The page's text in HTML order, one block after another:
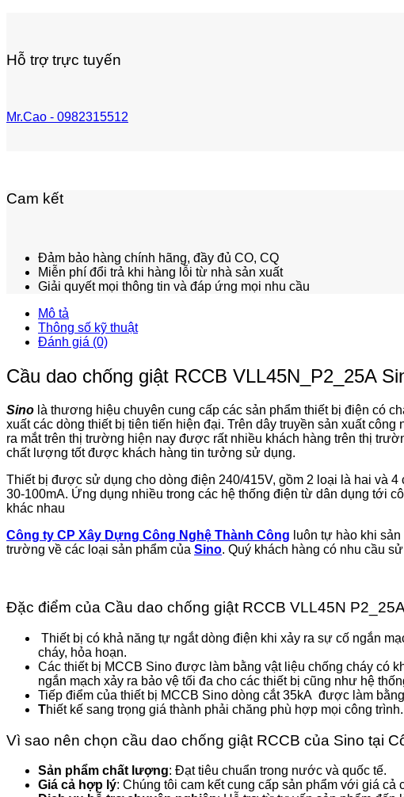
Hỗ trợ trực tuyến
Mr.Cao - 0982315512
Cam kết
Đảm bảo hàng chính hãng, đầy đủ CO, CQ
Miễn phí đổi trả khi hàng lỗi từ nhà sản xuất
Giải quyết mọi thông tin và đáp ứng mọi nhu cầu
Mô tả
Thông số kỹ thuật
Đánh giá (0)
Cầu dao chống giật RCCB VLL45N_P2_25A
Sino là thương hiệu chuyên cung cấp các sản phẩm thiết bị điện có
xuất các dòng thiết bị tiên tiến hiện đại. Trên dây truyền sản xuất
ra mắt trên thị trường hiện nay được rất nhiều khách hàng trên thị
chất lượng tốt được khách hàng tin tưởng sử dụng.
Thiết bị được sử dụng cho dòng điện 240/415V, gồm 2 loại là hai và
30-100mA. Ứng dụng nhiều trong các hệ thống điện từ dân dụng tới
khác nhau
Công ty CP Xây Dựng Công Nghệ Thành Công luôn tự hào khi
trường về các loại sản phẩm của Sino. Quý khách hàng có nhu cầu
Đặc điểm của Cầu dao chống giật RCCB VLL45N
Thiết bị có khả năng tự ngắt dòng điện khi xảy ra sự cố ngắn
cháy, hỏa hoạn.
Các thiết bị MCCB Sino được làm bằng vật liệu chống cháy có
ngắn mạch xảy ra bảo vệ tối đa cho các thiết bị cũng như hệ
Tiếp điểm của thiết bị MCCB Sino dòng cắt 35kA được làm
Thiết kế sang trọng giá thành phải chăng phù hợp mọi công trình.
Vì sao nên chọn cầu dao chống giật RCCB của Sino tại
Sản phẩm chất lượng: Đạt tiêu chuẩn trong nước và quốc tế.
Giá cả hợp lý: Chúng tôi cam kết cung cấp sản phẩm với giá cả